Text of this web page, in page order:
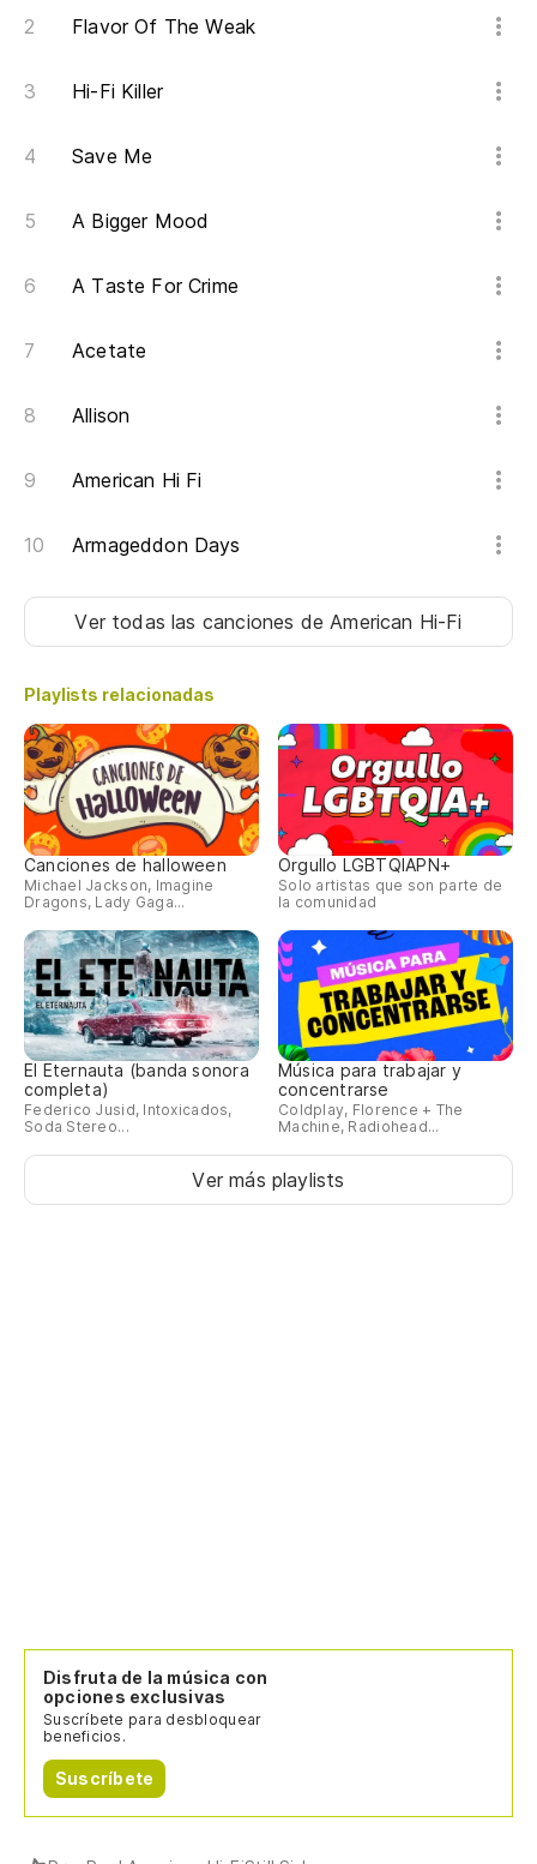
Flavor Of The Weak
Hi-Fi Killer
Save Me
A Bigger Mood
A Taste For Crime
Acetate
Allison
American Hi Fi
Armageddon Days
Ver todas las canciones de American Hi-Fi
Playlists relacionadas
Canciones de halloween
Michael Jackson, Imagine
Dragons, Lady Gaga...
Orgullo LGBTQIAPN+
Solo artistas que son parte de
la comunidad
El Eternauta (banda sonora
completa)
Federico Jusid, Intoxicados,
Soda Stereo...
Música para trabajar y
concentrarse
Coldplay, Florence + The
Machine, Radiohead...
Ver más playlists
Disfruta de la música con
opciones exclusivas
Suscríbete para desbloquear
beneficios.
Suscríbete